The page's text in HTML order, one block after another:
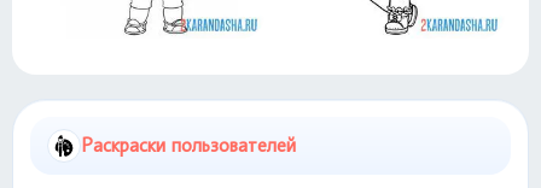
Раскраски пользователей